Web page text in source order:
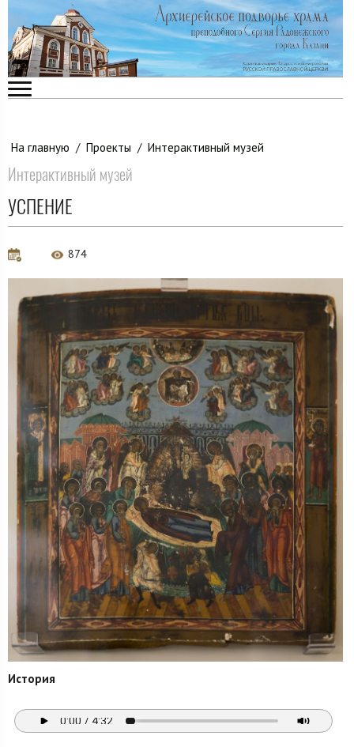
На главную / Проекты / Интерактивный музей
Интерактивный музей
УСПЕНИЕ
874
История